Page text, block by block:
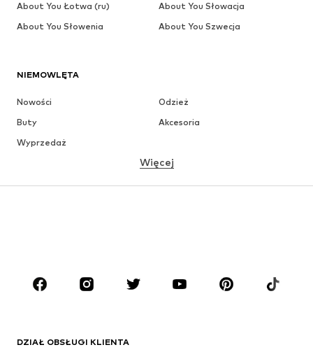
NIEMOWLĘTA
Nowości
Odzież
Buty
Akcesoria
Wyprzedaż
MARKI
Next
Więcej
DZIAŁ OBSŁUGI KLIENTA
About You Łotwa (ru)
About You Słowacja
About You Słowenia
About You Szwecja